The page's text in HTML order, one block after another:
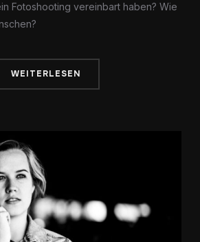
Fotoshooting vereinbart haben? Wie
WEITERLESEN